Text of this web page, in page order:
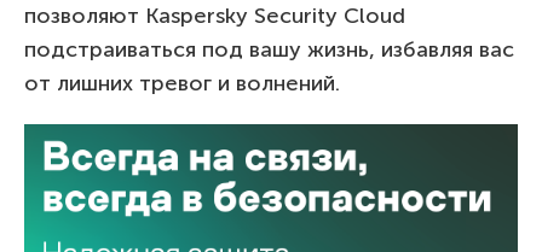
позволяют Kaspersky Security Cloud
подстраиваться под вашу жизнь, избавляя вас
от лишних тревог и волнений.